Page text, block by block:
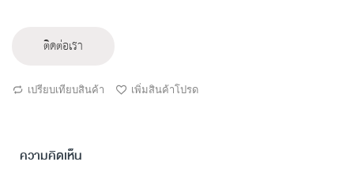
ติดต่อเรา
เปรียบเทียบสินค้า เพิ่มสินค้าโปรด
ความคิดเห็น